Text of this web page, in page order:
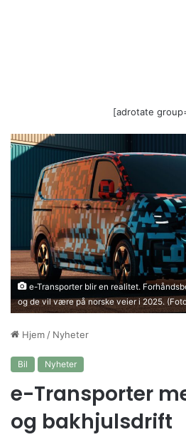
[adrotate
e-Transporter blir en realitet.
og de vil være på norske veier i 2025.
Hjem / Nyheter
Bil Nyheter
e-Transporter
og bakhjulsdrift